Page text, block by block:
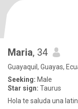
Maria, 34
Guayaquil, Guayas,
Seeking: Male
Star sign: Taurus
Hola te saluda una